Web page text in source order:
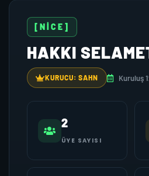
[NİCE]
HAKKI
KURUCU: SAHN Kuruluş
2
ÜYE SAYISI